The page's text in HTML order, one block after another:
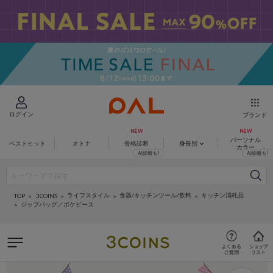
ログイン ブランド
ベストヒット オトナ 骨格診断 身長別
パーソナル
カラー
TOP 3COINS ライフスタイル 食器/キッチンツール/飲料
キッチン消耗品
ジップバッグ／ポケピース